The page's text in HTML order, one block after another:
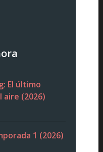
El último
aire (2026)
1 (2026)